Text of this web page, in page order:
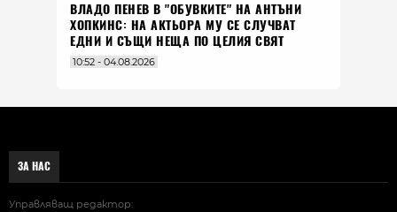
ВЛАДO ПЕНЕВ В "ОБУВКИТЕ" НА АНТЪНИ
ХОПКИНС: НА АКТЬОРА МУ СЕ СЛУЧВАТ
ЕДНИ И СЪЩИ НЕЩА ПО ЦЕЛИЯ СВЯТ
10:52 - 04.08.2026
ЗА НАС
Управляващ редактор: